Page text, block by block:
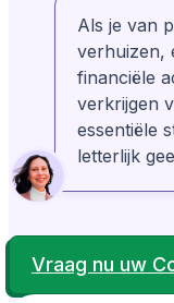
doorheen.
BB Bonney
Uit
Mijn
positief. Ze
helpen
Als je van
verhuizen,
financiële
verkrijgen
essentiële
letterlijk
Vraag nu uw